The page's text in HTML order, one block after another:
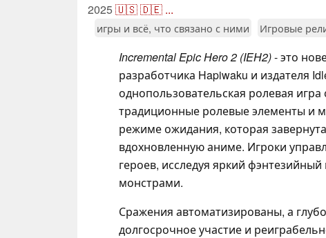
2025🇺🇸🇩🇪 ...
игры и всё, что связано с ними Игровые
Incremental Epic Hero 2 (IEH2)- это
разработчика Hapiwaku и издателя
однопользовательская ролевая игра
традиционные ролевые элементы и
режиме ожидания, которая
вдохновленную аниме. Игроки
героев, исследуя яркий
монстрами.
Сражения автоматизированы, а
долгосрочное участие и